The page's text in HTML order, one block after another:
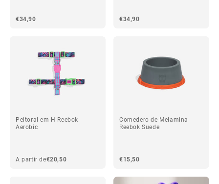
€34,90 €34,90
Peitoral em H Reebok
Aerobic
A partir de€20,50
Comedero de Melamina
Reebok Suede
€15,50